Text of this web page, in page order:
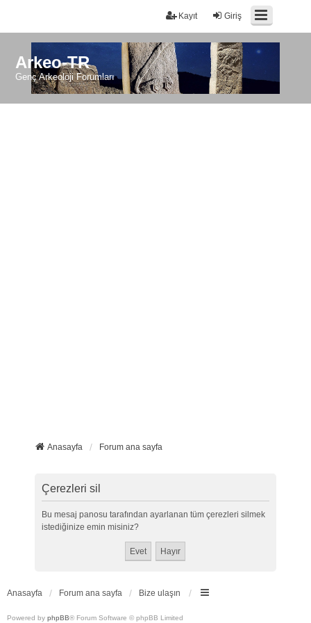
Giriş
Kayıt
Arkeo-TR
Genç Arkeoloji Forumları
Anasayfa Forum ana sayfa
Çerezleri sil
Bu mesaj panosu tarafından ayarlanan tüm çerezleri silmek
istediğinize emin misiniz?
Anasayfa Forum ana sayfa Bize ulaşın
Powered by phpBB® Forum Software © phpBB Limited